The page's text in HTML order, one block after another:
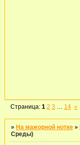
Страница:1 2 3 14 »
» На мажорной нотке »
Среды)